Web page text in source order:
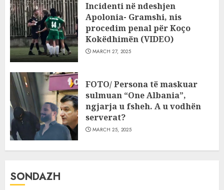
Incidenti në ndeshjen
Apolonia- Gramshi, nis
procedim penal për Koço
Kokëdhimën (VIDEO)
MARCH 27, 2025
FOTO/ Persona të maskuar
sulmuan “One Albania”,
ngjarja u fsheh. A u vodhën
serverat?
MARCH 25, 2025
SONDAZH